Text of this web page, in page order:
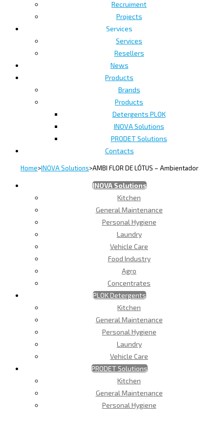
Recruiment
Projects
Services
Services
Resellers
News
Products
Brands
Products
Detergents PLOK
INOVA Solutions
PRODET Solutions
Contacts
Home>INOVA Solutions>AMBI FLOR DE LÓTUS – Ambientador
INOVA Solutions
Kitchen
General Maintenance
Personal Hygiene
Laundry
Vehicle Care
Food Industry
Agro
Concentrates
PLOK Detergents
Kitchen
General Maintenance
Personal Hygiene
Laundry
Vehicle Care
PRODET Solutions
Kitchen
General Maintenance
Personal Hygiene